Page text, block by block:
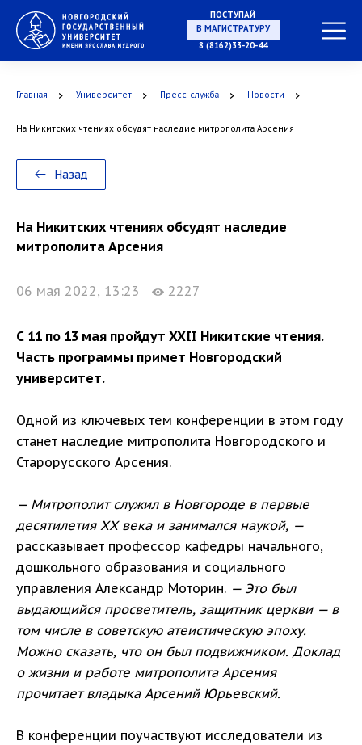
ПОСТУПАЙ
В МАГИСТРАТУРУ
8 (8162)33-20-44
Главная Университет Пресс-служба Новости
На Никитских чтениях обсудят наследие митрополита Арсения
Назад
На Никитских чтениях обсудят наследие
митрополита Арсения
06 мая 2022, 13:23 2227
С 11 по 13 мая пройдут XXII Никитские чтения.
Часть программы примет Новгородский
университет.
Одной из ключевых тем конференции в этом году
станет наследие митрополита Новгородского и
Старорусского Арсения.
— Митрополит служил в Новгороде в первые
десятилетия XX века и занимался наукой, —
рассказывает профессор кафедры начального,
дошкольного образования и социального
управления Александр Моторин. — Это был
выдающийся просветитель, защитник церкви — в
том числе в советскую атеистическую эпоху.
Можно сказать, что он был подвижником. Доклад
о жизни и работе митрополита Арсения
прочитает владыка Арсений Юрьевский.
В конференции поучаствуют исследователи из